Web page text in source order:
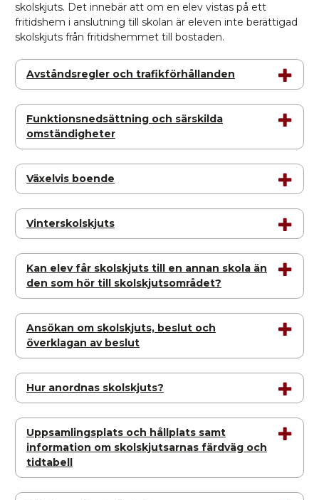
skolskjuts. Det innebär att om en elev vistas på ett
fritidshem i anslutning till skolan är eleven inte berättigad
skolskjuts från fritidshemmet till bostaden.
Avståndsregler och trafikförhållanden
Funktionsnedsättning och särskilda
omständigheter
Växelvis boende
Vinterskolskjuts
Kan elev får skolskjuts till en annan skola än
den som hör till skolskjutsområdet?
Ansökan om skolskjuts, beslut och
överklagan av beslut
Hur anordnas skolskjuts?
Uppsamlingsplats och hållplats samt
information om skolskjutsarnas färdväg och
tidtabell